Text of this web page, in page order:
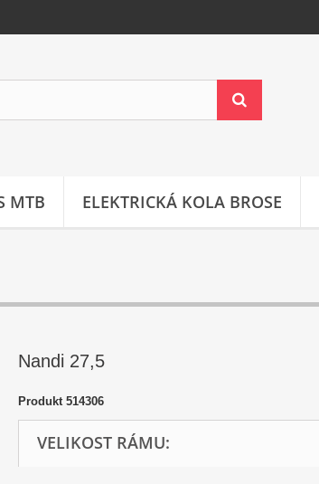
MTB ELEKTRICKÁ KOLA BROSE
Nandi 27,5
Produkt 514306
VELIKOST RÁMU: